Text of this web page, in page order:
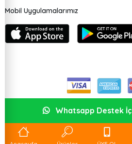
Mobil Uygulamalarımız
Whatsapp Destek